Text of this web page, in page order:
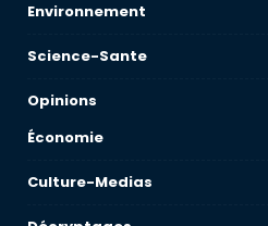
Environnement
Science-Sante
Opinions
Économie
Culture-Medias